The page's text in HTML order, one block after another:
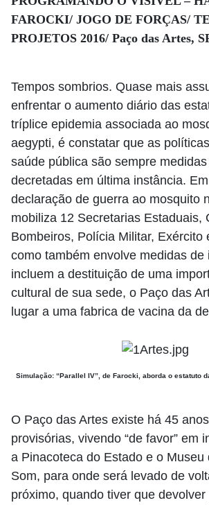
FAROCKI/ JOGO DE FORÇAS/
PROJETOS 2016/ Paço das Artes,
Tempos sombrios. Quase mais
enfrentar o aumento diário das
tríplice epidemia associada ao
aegypti, é constatar que as
saúde pública são sempre
decretadas em última instância.
declaração de guerra ao mosquito
mobiliza 12 Secretarias Estaduais,
Bombeiros, Polícia Militar, Exército
como também envolve medidas de
incluem a destituição de uma
cultural de sua sede, o Paço das
lugar a uma fabrica de vacina da
Simulação: “Parallel IV”, de Farocki, aborda o estatuto
O Paço das Artes existe há 45
provisórias, vivendo “de favor” em
a Pinacoteca do Estado e o Museu
Som, para onde será levado de
próximo, quando tiver que